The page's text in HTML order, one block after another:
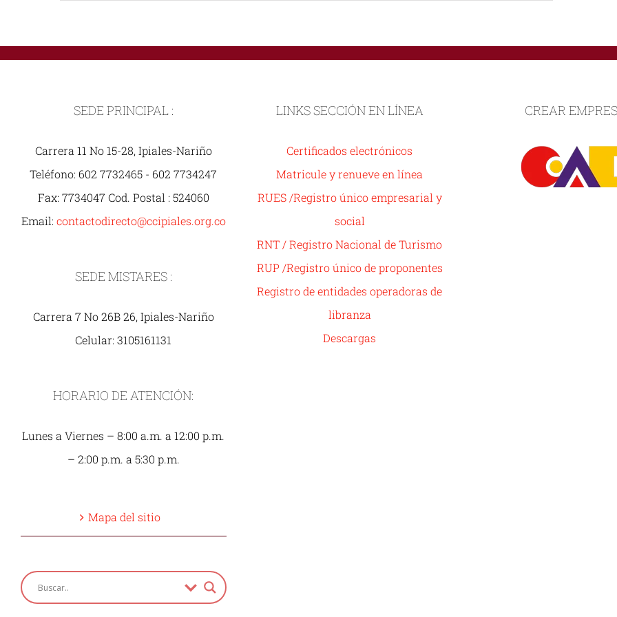
SEDE PRINCIPAL :
Carrera 11 No 15-28, Ipiales-Nariño
Teléfono: 602 7732465 - 602 7734247
Fax: 7734047 Cod. Postal : 524060
Email: contactodirecto@ccipiales.org.co
SEDE MISTARES :
Carrera 7 No 26B 26, Ipiales-Nariño
Celular: 3105161131
HORARIO DE ATENCIÓN:
Lunes a Viernes – 8:00 a.m. a 12:00 p.m.
– 2:00 p.m. a 5:30 p.m.
Mapa del sitio
LINKS SECCIÓN EN LÍNEA
Certificados electrónicos
Matricule y renueve en línea
RUES /Registro único empresarial y
social
RNT / Registro Nacional de Turismo
RUP /Registro único de proponentes
Registro de entidades operadoras de
libranza
Descargas
CREAR